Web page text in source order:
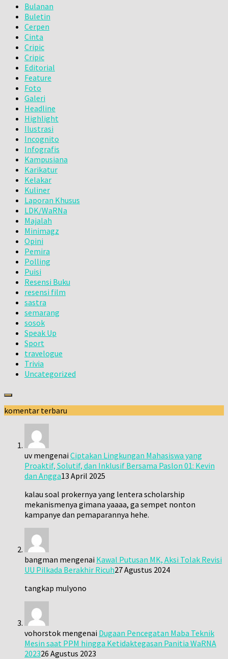
Bulanan
Buletin
Cerpen
Cinta
Cripic
Cripic
Editorial
Feature
Foto
Galeri
Headline
Highlight
Ilustrasi
Incognito
Infografis
Kampusiana
Karikatur
Kelakar
Kuliner
Laporan Khusus
LDK/WaRNa
Majalah
Minimagz
Opini
Pemira
Polling
Puisi
Resensi Buku
resensi film
sastra
semarang
sosok
Speak Up
Sport
travelogue
Trivia
Uncategorized
komentar terbaru
uvmengenai Ciptakan Lingkungan Mahasiswa yang
Proaktif, Solutif, dan Inklusif Bersama Paslon 01: Kevin
dan Angga13 April 2025
kalau soal prokernya yang lentera scholarship
mekanismenya gimana yaaaa, ga sempet nonton
kampanye dan pemaparannya hehe.
bangman mengenai Kawal Putusan MK, Aksi Tolak Revisi
UU Pilkada Berakhir Ricuh27 Agustus 2024
tangkap mulyono
vohorstok mengenai Dugaan Pencegatan Maba Teknik
Mesin saat PPM hingga Ketidaktegasan Panitia WaRNA
202326 Agustus 2023